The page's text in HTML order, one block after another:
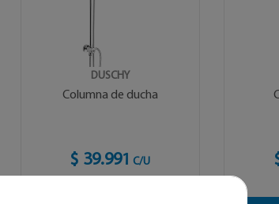
DUSCHY
Columna de ducha
$ 39.991 C/U